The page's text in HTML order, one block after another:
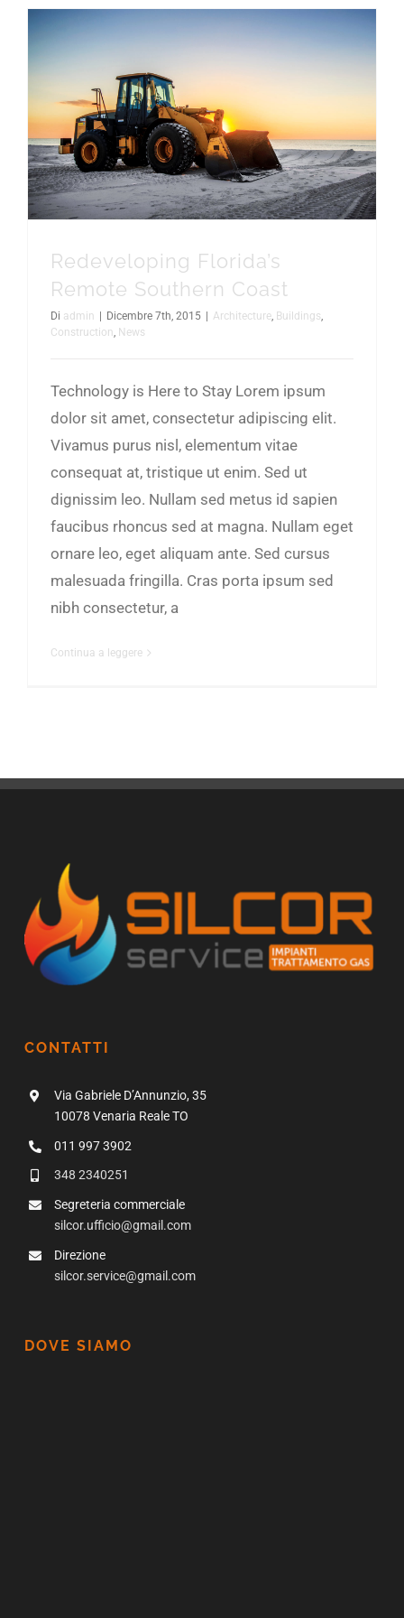
Redeveloping Florida’s
Remote Southern Coast
Di admin Dicembre 7th, 2015 Architecture, Buildings,
Construction, News
Technology is Here to Stay Lorem ipsum
dolor sit amet, consectetur adipiscing elit.
Vivamus purus nisl, elementum vitae
consequat at, tristique ut enim. Sed ut
dignissim leo. Nullam sed metus id sapien
faucibus rhoncus sed at magna. Nullam eget
ornare leo, eget aliquam ante. Sed cursus
malesuada fringilla. Cras porta ipsum sed
nibh consectetur, a
Continua a leggere
CONTATTI
Via Gabriele D’Annunzio, 35
10078 Venaria Reale TO
011 997 3902
348 2340251
Segreteria commerciale
silcor.ufficio@gmail.com
Direzione
silcor.service@gmail.com
DOVE SIAMO